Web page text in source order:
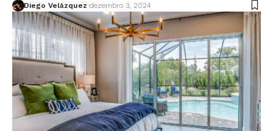
Diego Velázquez dezembro 3, 2024